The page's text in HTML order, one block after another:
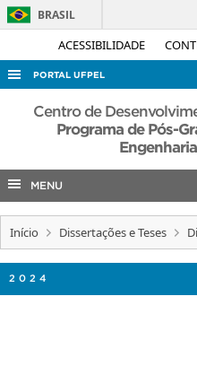
ACESSIBILIDADE
BRASIL
PORTAL UFPEL
ACESSO À INFORMAÇÃO
AUDITORIA
EDITAIS
Centro de
Programa de Pós-
MENU
Início Dissertações e Teses
2024